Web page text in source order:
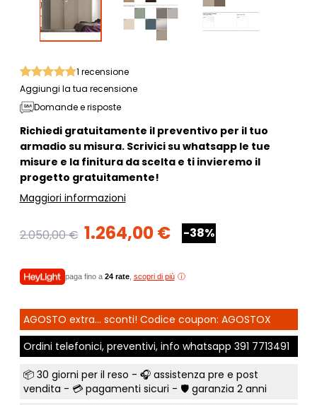
1 recensione
Aggiungi la tua recensione
Domande e risposte
Richiedi gratuitamente il preventivo per il tuo
armadio su misura. Scrivici su whatsapple tue
misure e la finitura da scelta e ti invieremo il
progetto gratuitamente!
Maggiori informazioni
2.050,00 € 1.264,00 € -38%
paga fino a 24 rate, scopri di più
AGOSTO extra... sconti! Codice coupon: AGOSTOX
Ordini telefonici, preventivi, info whatsapp 391 7713491
📦 30 giorni per il reso - 🎧 assistenza pre e post
vendita - 💳 pagamenti sicuri - 🛡️ garanzia 2 anni